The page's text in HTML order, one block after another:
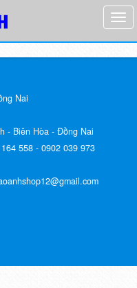
Nai
- Biên Hòa - Đồng Nai
558 - 0902 039 973